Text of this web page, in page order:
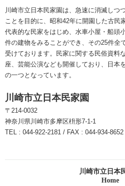
川崎市立日本民家園は、急速に消滅しつ
ことを目的に、昭和42年に開園した古民
代表的な民家をはじめ、水車小屋・船頭
件の建物をみることができ、その25件全
受けております。民家に関する民俗資料
座、芸能公演なども開催しており、日本
の一つとなっています。
川崎市立日本民家園
〒214-0032
神奈川県川崎市多摩区枡形7-1-1
TEL : 044-922-2181 / FAX : 044-934-8652
川崎市立日本
Home